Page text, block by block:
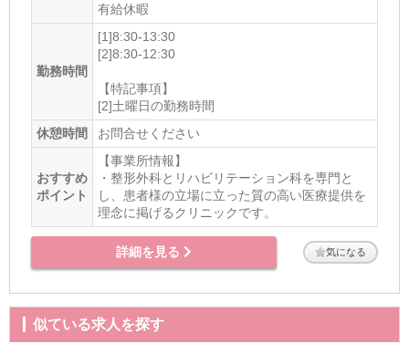
有給休暇
勤務時間
[1]8:30-13:30
[2]8:30-12:30
【特記事項】
[2]土曜日の勤務時間
休憩時間
お問合せください
おすすめ
ポイント
【事業所情報】
・整形外科とリハビリテーション科を専門と
し、患者様の立場に立った質の高い医療提供を
理念に掲げるクリニックです。
詳細を見る 気になる
似ている求人を探す